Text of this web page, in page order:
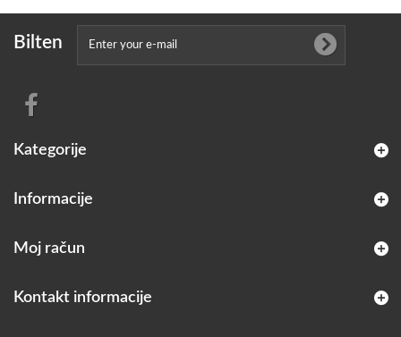
Bilten
Kategorije
Informacije
Moj račun
Kontakt informacije